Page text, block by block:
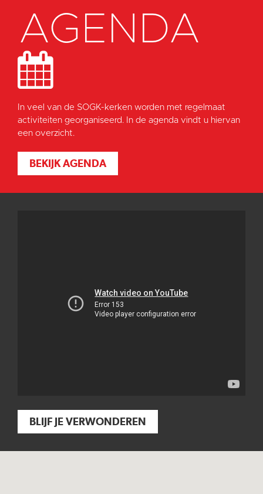
AGENDA
In veel van de SOGK-kerken worden met regelmaat
activiteiten georganiseerd. In de agenda vindt u hiervan
een overzicht.
BEKIJK AGENDA
BLIJF JE VERWONDEREN